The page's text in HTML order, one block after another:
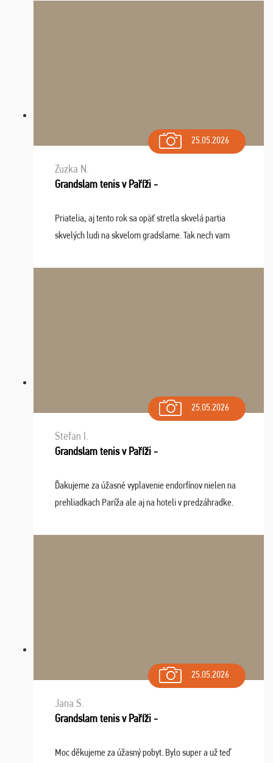
25.05.2026
Zuzka N.
Grandslam tenis v Paříži -
Priatelia, aj tento rok sa opäť stretla skvelá partia
skvelých ludi na skvelom gradslame. Tak nech vam
sa na budúci rok. Prajem vam este veľa ta ...
25.05.2026
Stefan I.
Grandslam tenis v Paříži -
Ďakujeme za úžasné vyplavenie endorfínov nielen na
prehliadkach Paríža ale aj na hoteli v predzáhradke.
spomínať a zväžujeme repete budúci rok : ...
25.05.2026
Jana S.
Grandslam tenis v Paříži -
Moc děkujeme za úžasný pobyt. Bylo super a už teď